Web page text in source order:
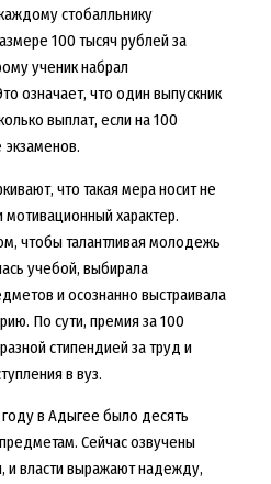
стобалльнику
100 тысяч рублей за
ученик набрал
означает, что один выпускник
выплат, если на 100
что такая мера носит не
характер.
чтобы талантливая молодежь
учебой, выбирала
и осознанно выстраивала
По сути, премия за 100
стипендией за труд и
в вуз.
в Адыгее было десять
Сейчас озвучены
и власти выражают надежду,